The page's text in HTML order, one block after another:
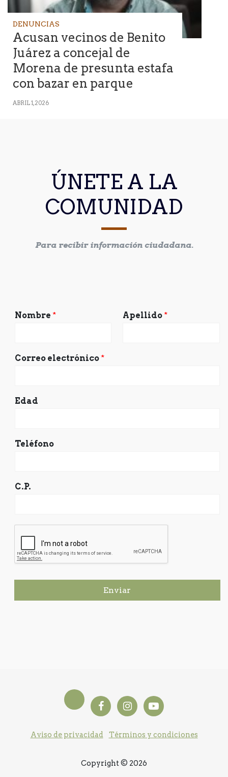
DENUNCIAS
Acusan vecinos de Benito
Juárez a concejal de
Morena de presunta estafa
con bazar en parque
ABRIL 1, 2026
ÚNETE A LA
COMUNIDAD
Para recibir información ciudadana.
Nombre * Apellido *
Correo electrónico *
Edad
Teléfono
C.P.
Enviar
Copyright © 2026
Aviso de privacidad Términos y condiciones